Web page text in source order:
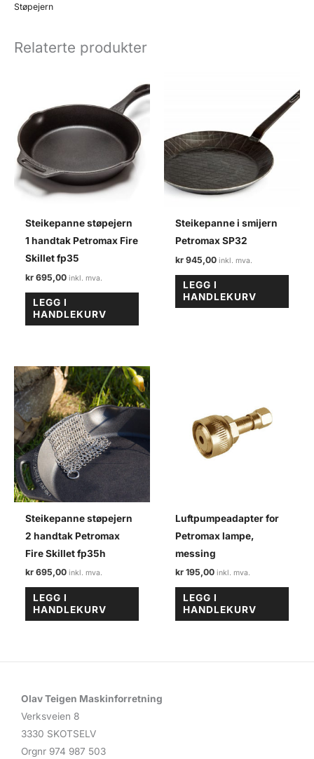
Petromax
Skillet
Støpejern
Relaterte produkter
Steikepanne støpejern
1 handtak Petromax Fire
Skillet fp35
kr 695,00
LEGG I
HANDLEKURV
Steikepanne i smijern
Petromax SP32
kr 945,00
LEGG I
HANDLEKURV
Steikepanne støpejern
2 handtak Petromax
Fire Skillet fp35h
kr 695,00
LEGG I
HANDLEKURV
Luftpumpeadapter for
Petromax lampe,
messing
kr 195,00
LEGG I
HANDLEKURV
Olav Teigen Maskinforretning
Verksveien 8
3330 SKOTSELV
Orgnr 974 987 503